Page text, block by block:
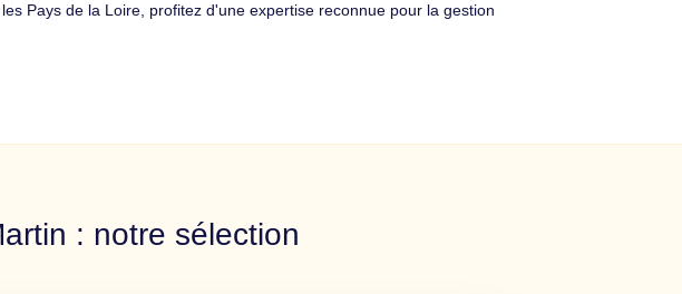
Pays de la Loire, profitez d'une expertise reconnue pour la gestion
: notre sélection